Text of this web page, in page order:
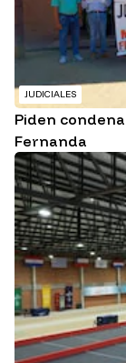
JUDICIALES
Piden
Fernanda